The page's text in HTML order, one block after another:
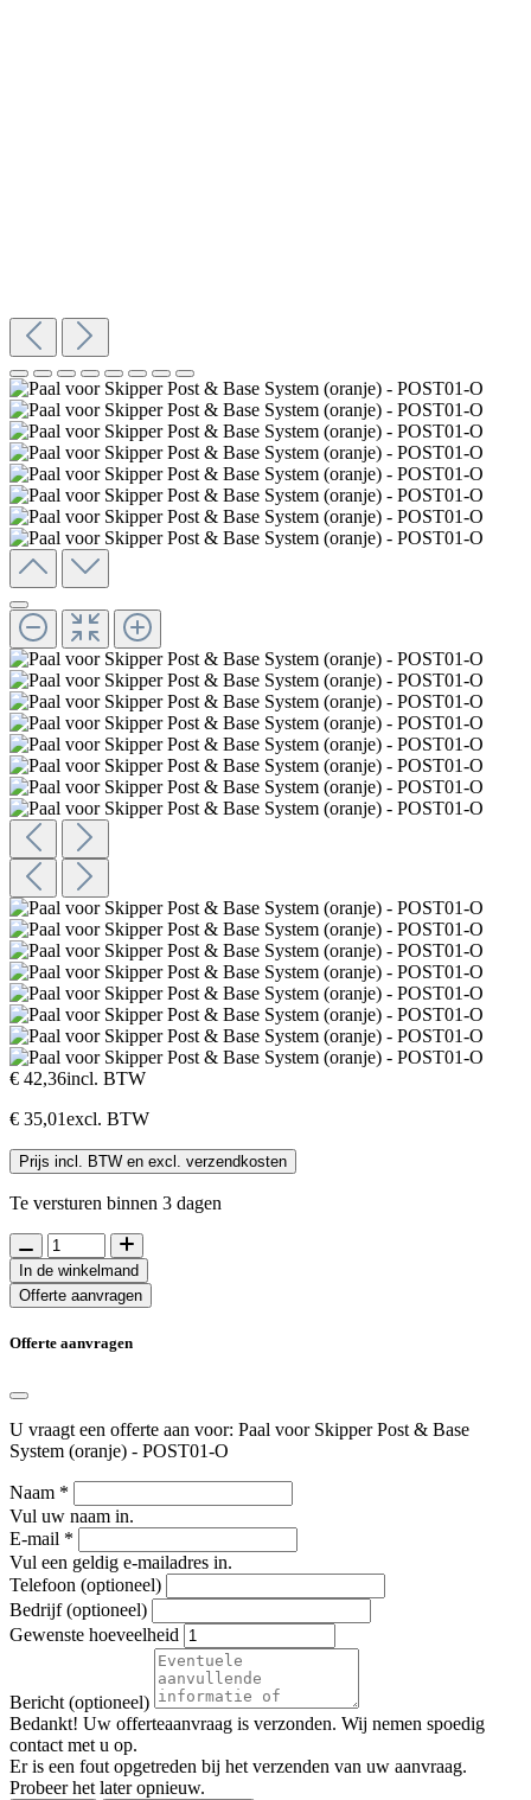
€ 42,36incl. BTW
€ 35,01excl. BTW
Prijs incl. BTW en excl. verzendkosten
Te versturen binnen 3 dagen
In de winkelmand
Offerte aanvragen
Offerte aanvragen
U vraagt een offerte aan voor: Paal voor Skipper Post & Base
System (oranje) - POST01-O
Naam *
Vul uw naam in.
E-mail *
Vul een geldig e-mailadres in.
Telefoon (optioneel)
Bedrijf (optioneel)
Gewenste hoeveelheid
Bericht (optioneel)
Bedankt! Uw offerteaanvraag is verzonden. Wij nemen spoedig
contact met u op.
Er is een fout opgetreden bij het verzenden van uw aanvraag.
Probeer het later opnieuw.